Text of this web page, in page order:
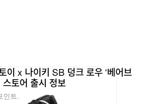
이 x 나이키 SB 덩크 로우 '베어브
토어 출시 정보
인트.